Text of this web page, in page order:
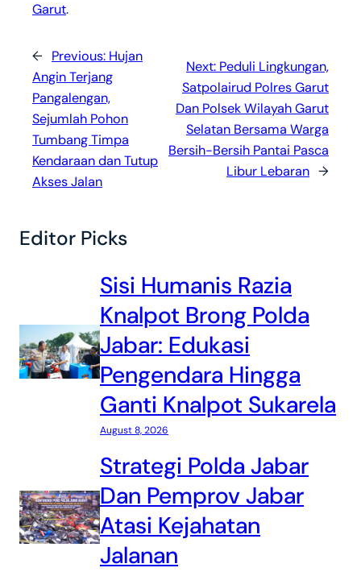
Garut.
← Previous: Hujan
Angin Terjang
Pangalengan,
Sejumlah Pohon
Tumbang Timpa
Kendaraan dan Tutup
Akses Jalan
Next: Peduli Lingkungan,
Satpolairud Polres Garut
Dan Polsek Wilayah Garut
Selatan Bersama Warga
Bersih-Bersih Pantai Pasca
Libur Lebaran →
Editor Picks
Sisi Humanis Razia
Knalpot Brong Polda
Jabar: Edukasi
Pengendara Hingga
Ganti Knalpot Sukarela
August 8, 2026
Strategi Polda Jabar
Dan Pemprov Jabar
Atasi Kejahatan
Jalanan